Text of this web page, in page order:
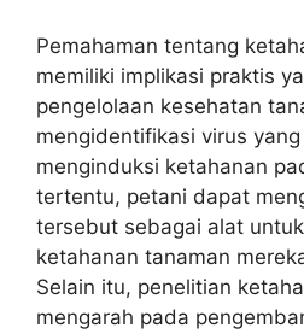
Pemahaman tentang
memiliki implikasi praktis
pengelolaan kesehatan
mengidentifikasi virus
menginduksi ketahanan
tertentu, petani dapat
tersebut sebagai alat
ketahanan tanaman
Selain itu, penelitian
mengarah pada